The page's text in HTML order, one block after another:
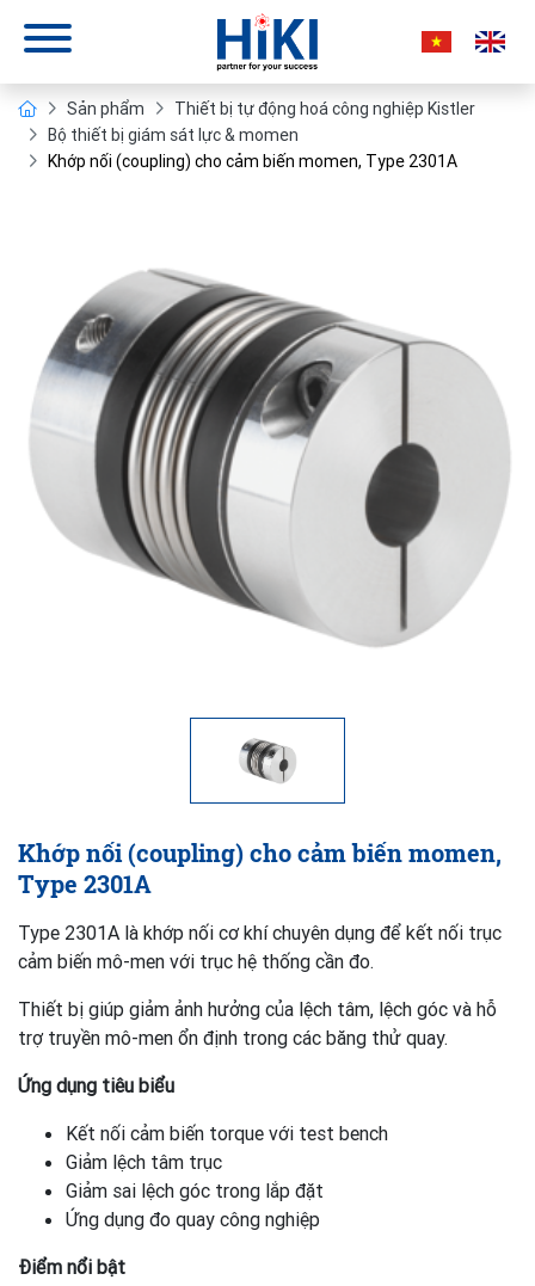
Sản phẩm
Thiết bị tự động hoá công nghiệp Kistler
Bộ thiết bị giám sát lực & momen
Khớp nối (coupling) cho cảm biến momen, Type 2301A
Khớp nối (coupling) cho cảm biến momen,
Type 2301A
Type 2301A là khớp nối cơ khí chuyên dụng để kết nối trục
cảm biến mô-men với trục hệ thống cần đo.
Thiết bị giúp giảm ảnh hưởng của lệch tâm, lệch góc và hỗ
trợ truyền mô-men ổn định trong các băng thử quay.
Ứng dụng tiêu biểu
Kết nối cảm biến torque với test bench
Giảm lệch tâm trục
Giảm sai lệch góc trong lắp đặt
Ứng dụng đo quay công nghiệp
Điểm nổi bật